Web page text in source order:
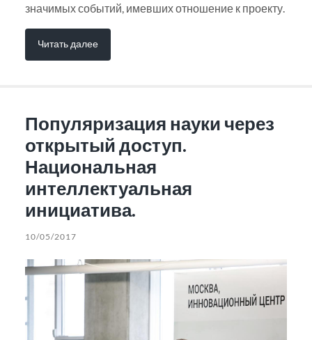
значимых событий, имевших отношение к проекту.
Читать далее
Популяризация науки через
открытый доступ.
Национальная
интеллектуальная
инициатива.
10/05/2017